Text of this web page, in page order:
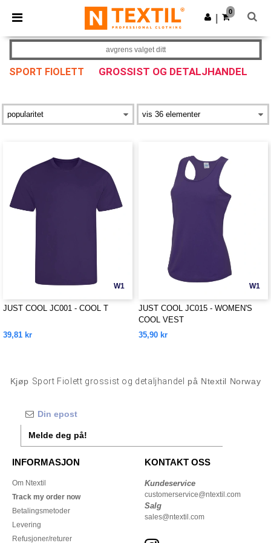
× Ntextil-app
Bedre priser i appen!
Last ned app
0
SPORT FIOLETT GROSSIST OG DETALJHANDEL
avgrens valget ditt
W1
JUST COOL JC001 - COOL T
39,81 kr
W1
JUST COOL JC015 - WOMEN'S
COOL VEST
35,90 kr
Kjøp Sport Fiolett grossist og detaljhandel på Ntextil Norway
Melde deg på!
INFORMASJON
Om Ntextil
Track my order now
Betalingsmetoder
Levering
Refusjoner/returer
KONTAKT OSS
Kundeservice
customerservice@ntextil.com
Salg
sales@ntextil.com